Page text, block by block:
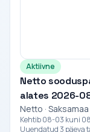
Aktiivne
Netto
alates 2026-
Netto · Saksamaa
Kehtib 08-03 kuni
Uuendatud 3 päeva